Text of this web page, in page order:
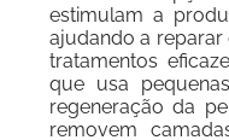
estimulam a
ajudando a reparar
tratamentos
que usa
regeneração da
removem